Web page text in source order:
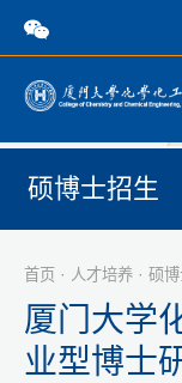
硕博士招生
首页 · 人才培养 · 硕
厦门大学
业型博士